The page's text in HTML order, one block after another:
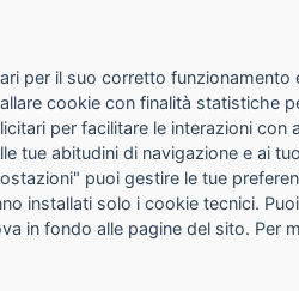
per il suo corretto funzionamento
cookie con finalità statistiche
per facilitare le interazioni
tue abitudini di navigazione e ai
puoi gestire le tue
installati solo i cookie tecnici.
in fondo alle pagine del sito. Per